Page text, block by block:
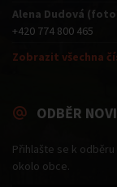
Alena Dudová
+420 774 800 465
Zobrazit všechna
ODBĚR
Přihlašte se k
okolo obce.